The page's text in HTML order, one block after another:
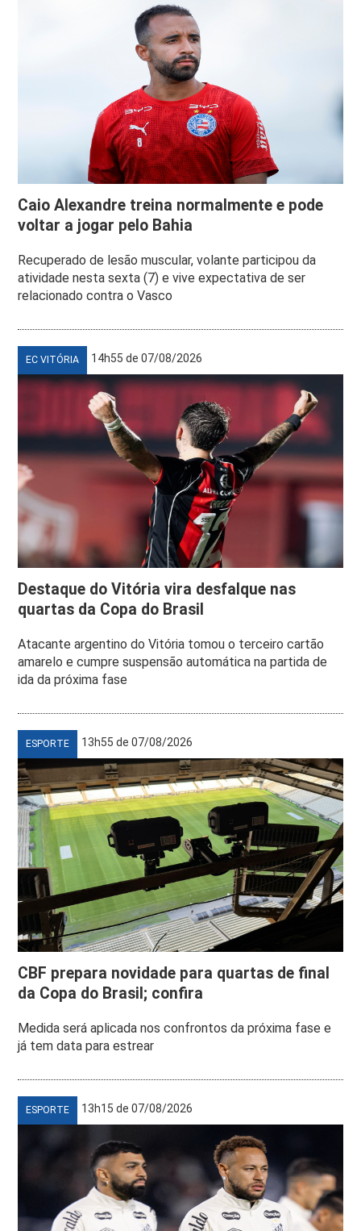
Caio Alexandre treina normalmente e pode
voltar a jogar pelo Bahia
Recuperado de lesão muscular, volante participou da
atividade nesta sexta (7) e vive expectativa de ser
relacionado contra o Vasco
EC VITÓRIA 14h55 de 07/08/2026
Destaque do Vitória vira desfalque nas
quartas da Copa do Brasil
Atacante argentino do Vitória tomou o terceiro cartão
amarelo e cumpre suspensão automática na partida de
ida da próxima fase
ESPORTE 13h55 de 07/08/2026
CBF prepara novidade para quartas de final
da Copa do Brasil; confira
Medida será aplicada nos confrontos da próxima fase e
já tem data para estrear
ESPORTE 13h15 de 07/08/2026